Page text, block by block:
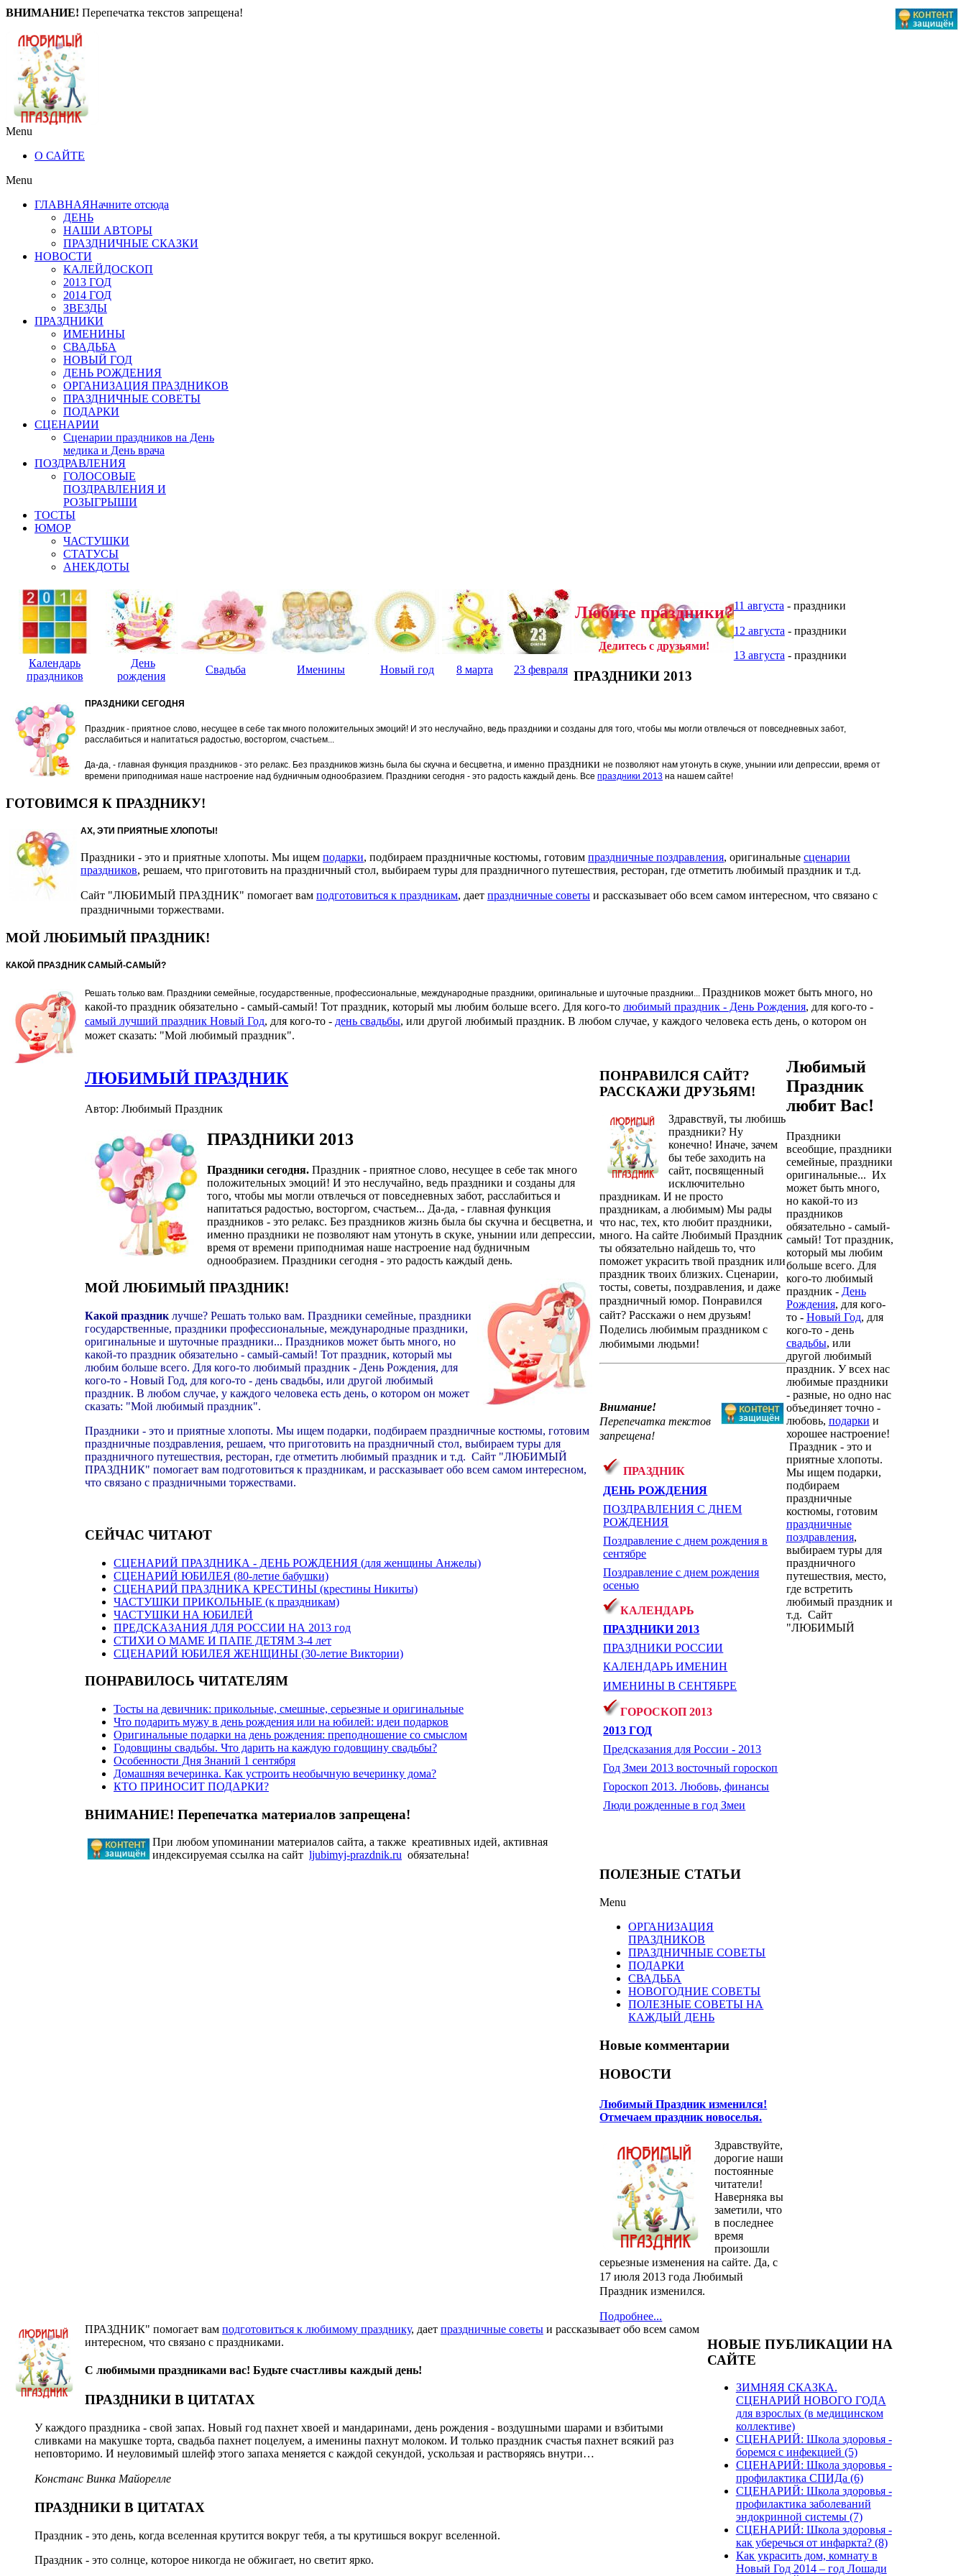
ВНИМАНИЕ! Перепечатка текстов запрещена!
Menu
О САЙТЕ
Menu
ГЛАВНАЯНачните отсюда
ДЕНЬ
НАШИ АВТОРЫ
ПРАЗДНИЧНЫЕ СКАЗКИ
НОВОСТИ
КАЛЕЙДОСКОП
2013 ГОД
2014 ГОД
ЗВЕЗДЫ
ПРАЗДНИКИ
ИМЕНИНЫ
СВАДЬБА
НОВЫЙ ГОД
ДЕНЬ РОЖДЕНИЯ
ОРГАНИЗАЦИЯ ПРАЗДНИКОВ
ПРАЗДНИЧНЫЕ СОВЕТЫ
ПОДАРКИ
СЦЕНАРИИ
Сценарии праздников на День
медика и День врача
ПОЗДРАВЛЕНИЯ
ГОЛОСОВЫЕ
ПОЗДРАВЛЕНИЯ И
РОЗЫГРЫШИ
ТОСТЫ
ЮМОР
ЧАСТУШКИ
СТАТУСЫ
АНЕКДОТЫ
Календарь
праздников
День
рождения
Свадьба Именины Новый год 8 марта 23 февраля
Любите праздники?
Делитесь с друзьями!
11 августа - праздники
12 августа - праздники
13 августа - праздники
ПРАЗДНИКИ 2013
ПРАЗДНИКИ СЕГОДНЯ
Праздник - приятное слово, несущее в себе так много положительных эмоций! И это неслучайно, ведь праздники и созданы для того, чтобы мы могли отвлечься от повседневных забот,
расслабиться и напитаться радостью, восторгом, счастьем...
Да-да, - главная функция праздников - это релакс. Без праздников жизнь была бы скучна и бесцветна, и именно праздники не позволяют нам утонуть в скуке, унынии или депрессии, время от
времени приподнимая наше настроение над будничным однообразием. Праздники сегодня - это радость каждый день. Все праздники 2013 на нашем сайте!
ГОТОВИМСЯ К ПРАЗДНИКУ!
АХ, ЭТИ ПРИЯТНЫЕ ХЛОПОТЫ!
Праздники - это и приятные хлопоты. Мы ищем подарки, подбираем праздничные костюмы, готовим праздничные поздравления, оригинальные сценарии
праздников, решаем, что приготовить на праздничный стол, выбираем туры для праздничного путешествия, ресторан, где отметить любимый праздник и т.д.
Сайт "ЛЮБИМЫЙ ПРАЗДНИК" помогает вам подготовиться к праздникам, дает праздничные советы и рассказывает обо всем самом интересном, что связано с
праздничными торжествами.
МОЙ ЛЮБИМЫЙ ПРАЗДНИК!
КАКОЙ ПРАЗДНИК САМЫЙ-САМЫЙ?
Решать только вам. Праздники семейные, государственные, профессиональные, международные праздники, оригинальные и шуточные праздники... Праздников может быть много, но
какой-то праздник обязательно - самый-самый! Тот праздник, который мы любим больше всего. Для кого-то любимый праздник - День Рождения, для кого-то -
самый лучший праздник Новый Год, для кого-то - день свадьбы, или другой любимый праздник. В любом случае, у каждого человека есть день, о котором он
может сказать: "Мой любимый праздник".
ЛЮБИМЫЙ ПРАЗДНИК
Автор: Любимый Праздник
ПРАЗДНИКИ 2013
Праздники сегодня. Праздник - приятное слово, несущее в себе так много
положительных эмоций! И это неслучайно, ведь праздники и созданы для
того, чтобы мы могли отвлечься от повседневных забот, расслабиться и
напитаться радостью, восторгом, счастьем... Да-да, - главная функция
праздников - это релакс. Без праздников жизнь была бы скучна и бесцветна, и
именно праздники не позволяют нам утонуть в скуке, унынии или депрессии,
время от времени приподнимая наше настроение над будничным
однообразием. Праздники сегодня - это радость каждый день.
МОЙ ЛЮБИМЫЙ ПРАЗДНИК!
Какой праздник лучше? Решать только вам. Праздники семейные, праздники
государственные, праздники профессиональные, международные праздники,
оригинальные и шуточные праздники... Праздников может быть много, но
какой-то праздник обязательно - самый-самый! Тот праздник, который мы
любим больше всего. Для кого-то любимый праздник - День Рождения, для
кого-то - Новый Год, для кого-то - день свадьбы, или другой любимый
праздник. В любом случае, у каждого человека есть день, о котором он может
сказать: "Мой любимый праздник".
Праздники - это и приятные хлопоты. Мы ищем подарки, подбираем праздничные костюмы, готовим
праздничные поздравления, решаем, что приготовить на праздничный стол, выбираем туры для
праздничного путешествия, ресторан, где отметить любимый праздник и т.д. Сайт "ЛЮБИМЫЙ
ПРАЗДНИК" помогает вам подготовиться к праздникам, и рассказывает обо всем самом интересном,
что связано с праздничными торжествами.
СЕЙЧАС ЧИТАЮТ
СЦЕНАРИЙ ПРАЗДНИКА - ДЕНЬ РОЖДЕНИЯ (для женщины Анжелы)
СЦЕНАРИЙ ЮБИЛЕЯ (80-летие бабушки)
СЦЕНАРИЙ ПРАЗДНИКА КРЕСТИНЫ (крестины Никиты)
ЧАСТУШКИ ПРИКОЛЬНЫЕ (к праздникам)
ЧАСТУШКИ НА ЮБИЛЕЙ
ПРЕДСКАЗАНИЯ ДЛЯ РОССИИ НА 2013 год
СТИХИ О МАМЕ И ПАПЕ ДЕТЯМ 3-4 лет
СЦЕНАРИЙ ЮБИЛЕЯ ЖЕНЩИНЫ (30-летие Виктории)
ПОНРАВИЛОСЬ ЧИТАТЕЛЯМ
Тосты на девичник: прикольные, смешные, серьезные и оригинальные
Что подарить мужу в день рождения или на юбилей: идеи подарков
Оригинальные подарки на день рождения: преподношение со смыслом
Годовщины свадьбы. Что дарить на каждую годовщину свадьбы?
Особенности Дня Знаний 1 сентября
Домашняя вечеринка. Как устроить необычную вечеринку дома?
КТО ПРИНОСИТ ПОДАРКИ?
ВНИМАНИЕ! Перепечатка материалов запрещена!
При любом упоминании материалов сайта, а также креативных идей, активная
индексируемая ссылка на сайт ljubimyj-prazdnik.ru обязательна!
ПОНРАВИЛСЯ САЙТ?
РАССКАЖИ ДРУЗЬЯМ!
Здравствуй, ты любишь
праздники? Ну
конечно! Иначе, зачем
бы тебе заходить на
сайт, посвященный
исключительно
праздникам. И не просто
праздникам, а любимым) Мы рады
что нас, тех, кто любит праздники,
много. На сайте Любимый Праздник
ты обязательно найдешь то, что
поможет украсить твой праздник или
праздник твоих близких. Сценарии,
тосты, советы, поздравления, и даже
праздничный юмор.Понравился
сайт? Расскажи о нем друзьям!
Поделись любимым праздником с
любимыми людьми!
Внимание!
Перепечатка текстов
запрещена!
ПРАЗДНИК
ДЕНЬ РОЖДЕНИЯ
ПОЗДРАВЛЕНИЯ С ДНЕМ
РОЖДЕНИЯ
Поздравление с днем рождения в
сентябре
Поздравление с днем рождения
осенью
КАЛЕНДАРЬ
ПРАЗДНИКИ 2013
ПРАЗДНИКИ РОССИИ
КАЛЕНДАРЬ ИМЕНИН
ИМЕНИНЫ В СЕНТЯБРЕ
ГОРОСКОП 2013
2013 ГОД
Предсказания для России - 2013
Год Змеи 2013 восточный гороскоп
Гороскоп 2013. Любовь, финансы
Люди рожденные в год Змеи
ПОЛЕЗНЫЕ СТАТЬИ
Menu
ОРГАНИЗАЦИЯ
ПРАЗДНИКОВ
ПРАЗДНИЧНЫЕ СОВЕТЫ
ПОДАРКИ
СВАДЬБА
НОВОГОДНИЕ СОВЕТЫ
ПОЛЕЗНЫЕ СОВЕТЫ НА
КАЖДЫЙ ДЕНЬ
Новые комментарии
НОВОСТИ
Любимый Праздник изменился!
Отмечаем праздник новоселья.
Здравствуйте,
дорогие наши
постоянные
читатели!
Наверняка вы
заметили, что
в последнее
время
произошли
серьезные изменения на сайте. Да, с
17 июля 2013 года Любимый
Праздник изменился.
Подробнее...
НОВЫЕ ПУБЛИКАЦИИ НА
САЙТЕ
ЗИМНЯЯ СКАЗКА.
СЦЕНАРИЙ НОВОГО ГОДА
для взрослых (в медицинском
коллективе)
СЦЕНАРИЙ: Школа здоровья -
боремся с инфекцией (5)
СЦЕНАРИЙ: Школа здоровья -
профилактика СПИДа (6)
СЦЕНАРИЙ: Школа здоровья -
профилактика заболеваний
эндокринной системы (7)
СЦЕНАРИЙ: Школа здоровья -
как уберечься от инфаркта? (8)
Как украсить дом, комнату в
Новый Год 2014 – год Лошади
Любимый
Праздник
любит Вас!
Праздники
всеобщие, праздники
семейные, праздники
оригинальные... Их
может быть много,
но какой-то из
праздников
обязательно - самый-
самый! Тот праздник,
который мы любим
больше всего. Для
кого-то любимый
праздник - День
Рождения, для кого-
то - Новый Год, для
кого-то - день
свадьбы, или
другой любимый
праздник. У всех нас
любимые праздники
- разные, но одно нас
объединяет точно -
любовь, подарки и
хорошее настроение!
Праздник - это и
приятные хлопоты.
Мы ищем подарки,
подбираем
праздничные
костюмы, готовим
праздничные
поздравления,
выбираем туры для
праздничного
путешествия, место,
где встретить
любимый праздник и
т.д. Сайт
"ЛЮБИМЫЙ
ПРАЗДНИК" помогает вам подготовиться к любимому празднику, дает праздничные советы и рассказывает обо всем самом
интересном, что связано с праздниками.
С любимыми праздниками вас! Будьте счастливы каждый день!
ПРАЗДНИКИ В ЦИТАТАХ
У каждого праздника - свой запах. Новый год пахнет хвоей и мандаринами, день рождения - воздушными шарами и взбитыми
сливками на макушке торта, свадьба пахнет поцелуем, а именины пахнут молоком. И только праздник счастья пахнет всякий раз
неповторимо. И неуловимый шлейф этого запаха меняется с каждой секундой, ускользая и растворяясь внутри…
Констанс Винка Майорелле
ПРАЗДНИКИ В ЦИТАТАХ
Праздник - это день, когда вселенная крутится вокруг тебя, а ты крутишься вокруг вселенной.
Праздник - это солнце, которое никогда не обжигает, но светит ярко.